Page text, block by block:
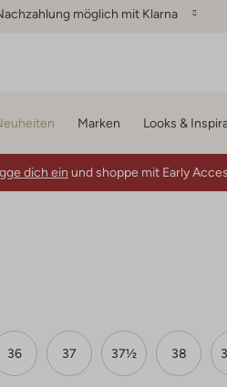
möglich mit Klarna
Marken Looks &
dich ein und shoppe mit Early
36 37 37½ 38